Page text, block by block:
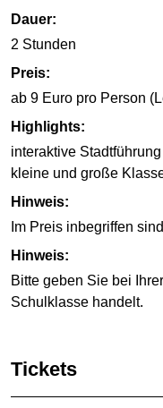
Dauer:
2 Stunden
Preis:
ab 9 Euro pro Person
Highlights:
interaktive
kleine und große
Hinweis:
Im Preis inbegriffen
Hinweis:
Bitte geben Sie bei
Schulklasse handelt.
Tickets